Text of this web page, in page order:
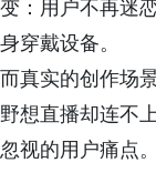
变：用户不再迷
身穿戴设备。
而真实的创作场
野想直播却连不
忽视的用户痛点